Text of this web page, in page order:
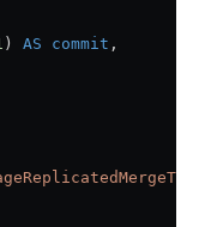
) AS commit ,